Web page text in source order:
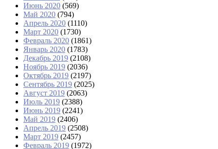
Июнь 2020 (569)
Май 2020 (794)
Апрель 2020 (1110)
Март 2020 (1730)
Февраль 2020 (1861)
Январь 2020 (1783)
Декабрь 2019 (2108)
Ноябрь 2019 (2036)
Октябрь 2019 (2197)
Сентябрь 2019 (2025)
Август 2019 (2063)
Июль 2019 (2388)
Июнь 2019 (2241)
Май 2019 (2406)
Апрель 2019 (2508)
Март 2019 (2457)
Февраль 2019 (1972)